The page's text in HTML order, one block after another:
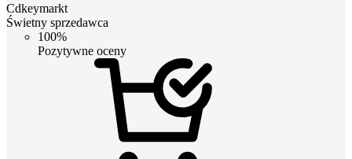
Cdkeymarkt
Świetny sprzedawca
100%
Pozytywne oceny